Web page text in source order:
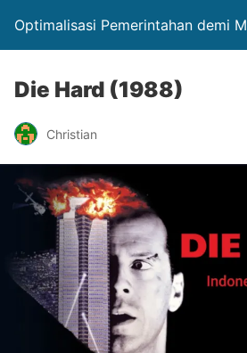
Optimalisasi Pemerintahan demi
Die Hard (1988)
Christian